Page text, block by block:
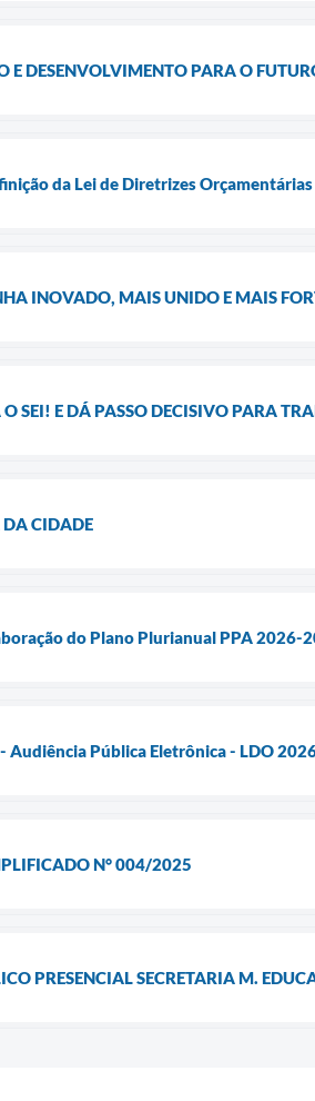
DESENVOLVIMENTO PARA O
da Lei de Diretrizes
INOVADO, MAIS UNIDO E MAIS
SEI! E DÁ PASSO DECISIVO PARA
CIDADE
do Plano Plurianual PPA 2026-
Audiência Pública Eletrônica - LDO
N° 004/2025
PRESENCIAL SECRETARIA M.